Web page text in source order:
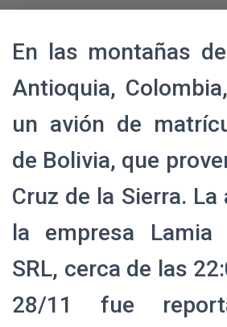
En las montañas
Antioquia,
un avión de
de Bolivia, que
Cruz de la Sierra. La
la empresa Lamia
SRL, cerca de las
28/11 fue